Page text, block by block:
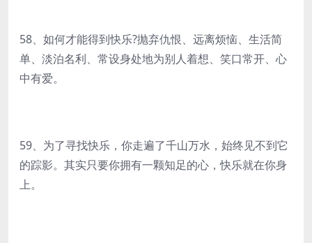
58、如何才能得到快乐?抛弃仇恨、远离烦恼、生活简
单、淡泊名利、常设身处地为别人着想、笑口常开、心
中有爱。
59、为了寻找快乐，你走遍了千山万水，始终见不到它
的踪影。其实只要你拥有一颗知足的心，快乐就在你身
上。